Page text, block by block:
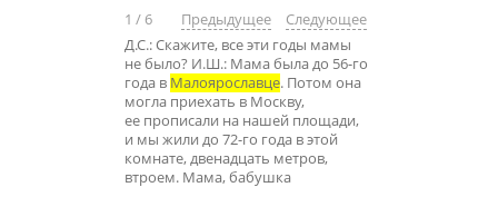
1 / 6 Предыдущее
Следующее
Д.С.: Скажите, все эти годы мамы
не было? И.Ш.: Мама была до 56-го
года в Малоярославце. Потом она
могла приехать в Москву,
ее прописали на нашей площади,
и мы жили до 72-го года в этой
комнате, двенадцать метров,
втроем. Мама, бабушка